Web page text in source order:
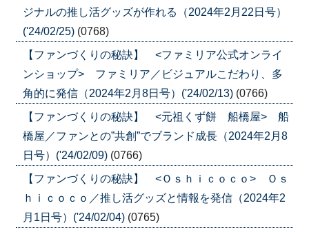
ジナルの推し活グッズが作れる（2024年2月22日号）
('24/02/25) (0768)
【ファンづくりの秘訣】 <ファミリア公式オンライ
ンショップ> ファミリア／ビジュアルこだわり、多
角的に発信（2024年2月8日号）('24/02/13) (0766)
【ファンづくりの秘訣】 <元祖くず餅 船橋屋> 船
橋屋／ファンとの”共創”でブランド成長（2024年2月8
日号）('24/02/09) (0766)
【ファンづくりの秘訣】 <Ｏｓｈｉｃｏｃｏ> Ｏｓ
ｈｉｃｏｃｏ／推し活グッズと情報を発信（2024年2
月1日号）('24/02/04) (0765)